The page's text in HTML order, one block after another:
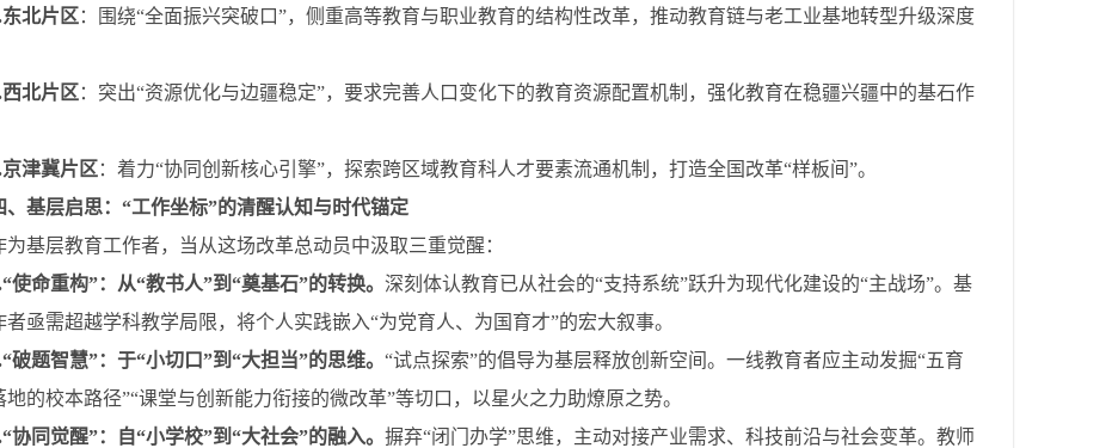
东北片区 ：围绕“全面振兴突破口”，侧重高等教育与职业教育的结构性改革，推动教育链与老工业基地转型升级深度
西北片区 ：突出“资源优化与边疆稳定”，要求完善人口变化下的教育资源配置机制，强化教育在稳疆兴疆中的基石作
京津冀片区 ：着力“协同创新核心引擎”，探索跨区域教育科人才要素流通机制，打造全国改革“样板间”。
、基层启思：“工作坐标”的清醒认知与时代锚定
为基层教育工作者，当从这场改革总动员中汲取三重觉醒：
使命重构”：从“教书人”到“奠基石”的转换。 深刻体认教育已从社会的“支持系统”跃升为现代化建设的“主战场”。基
者亟需超越学科教学局限，将个人实践嵌入“为党育人、为国育才”的宏大叙事。
破题智慧”：于“小切口”到“大担当”的思维。 “试点探索”的倡导为基层释放创新空间。一线教育者应主动发掘“五育
地的校本路径”“课堂与创新能力衔接的微改革”等切口，以星火之力助燎原之势。
协同觉醒”：自“小学校”到“大社会”的融入。 摒弃“闭门办学”思维，主动对接产业需求、科技前沿与社会变革。教师